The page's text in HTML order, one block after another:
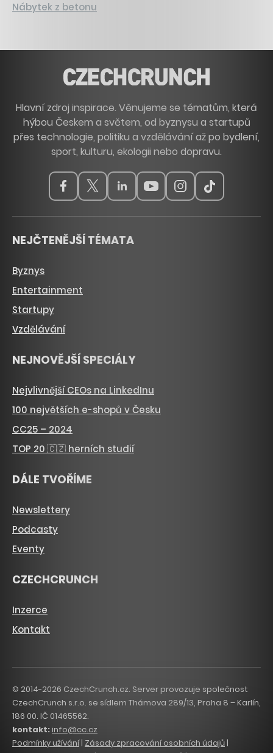
Nábytek z betonu
Hlavní zdroj inspirace. Věnujeme se tématům, která
hýbou Českem a světem, od byznysu a startupů
přes technologie, politiku a vzdělávání až po bydlení,
sport, kulturu, ekologii nebo dopravu.
NEJČTENĚJŠÍ TÉMATA
Byznys
Entertainment
Startupy
Vzdělávání
NEJNOVĚJŠÍ SPECIÁLY
Nejvlivnější CEOs na LinkedInu
100 největších e-shopů v Česku
CC25 – 2024
TOP 20 🇨🇿 herních studií
DÁLE TVOŘÍME
Newslettery
Podcasty
Eventy
CZECHCRUNCH
Inzerce
Kontakt
© 2014-2026 CzechCrunch.cz. Server provozuje společnost
CzechCrunch s.r.o. se sídlem Thámova 289/13, Praha 8 – Karlín,
186 00. IČ 01465562.
kontakt:info@cc.cz
Podmínky užívání| Zásady zpracování osobních údajů|